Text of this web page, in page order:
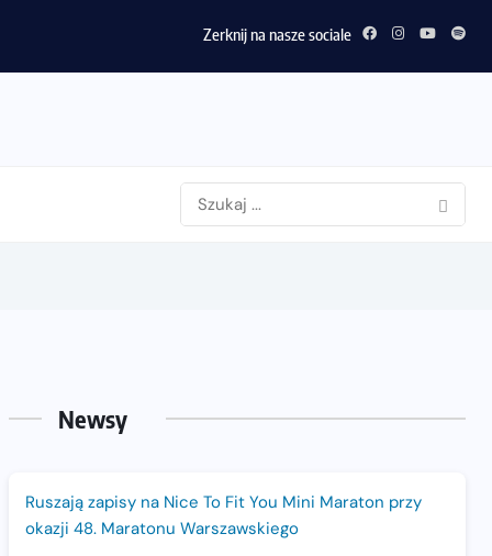
Zerknij na nasze sociale
Newsy
Ruszają zapisy na Nice To Fit You Mini Maraton przy
okazji 48. Maratonu Warszawskiego